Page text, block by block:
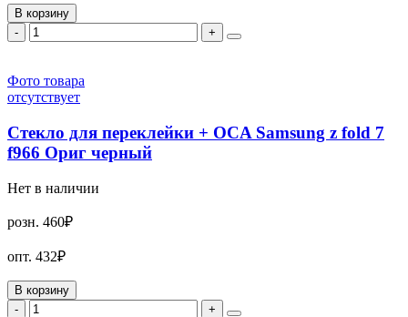
В корзину
-
+
Фото товара
отсутствует
Стекло для переклейки + OCA Samsung z fold 7
f966 Ориг черный
Нет в наличии
розн. 460₽
опт. 432₽
В корзину
-
+